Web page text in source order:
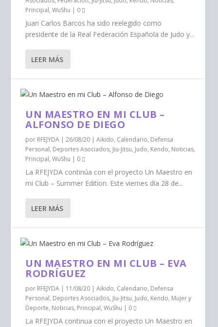
Principal,WuShu | 0
Juan Carlos Barcos ha sido reelegido como
presidente de la Real Federación Española de Judo y...
LEER MÁS
UN MAESTRO EN MI CLUB –
ALFONSO DE DIEGO
por RFEJYDA |26/08/20 |Aikido, Calendario, Defensa
Personal, Deportes Asociados, Jiu-Jitsu, Judo, Kendo, Noticias,
Principal,WuShu | 0
La RFEJYDA continúa con el proyecto Un Maestro en
mi Club – Summer Edition. Este viernes día 28 de...
LEER MÁS
UN MAESTRO EN MI CLUB – EVA
RODRÍGUEZ
por RFEJYDA | 11/08/20 |Aikido, Calendario, Defensa
Personal, Deportes Asociados, Jiu-Jitsu, Judo, Kendo, Mujer y
Deporte, Noticias, Principal,WuShu | 0
La RFEJYDA continua con el proyecto Un Maestro en